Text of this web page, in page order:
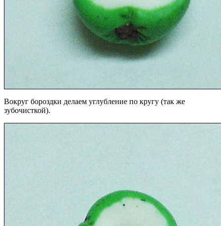
Вокруг бороздки делаем углубление по кругу (так же
зубочисткой).